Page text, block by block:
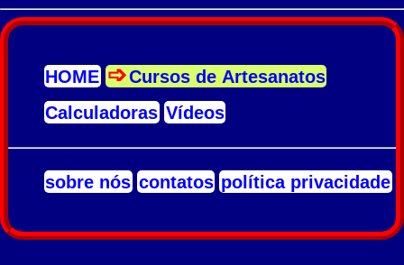
HOME
Cursos de Artesanatos
Calculadoras Vídeos
sobre nós contatos política privacidade